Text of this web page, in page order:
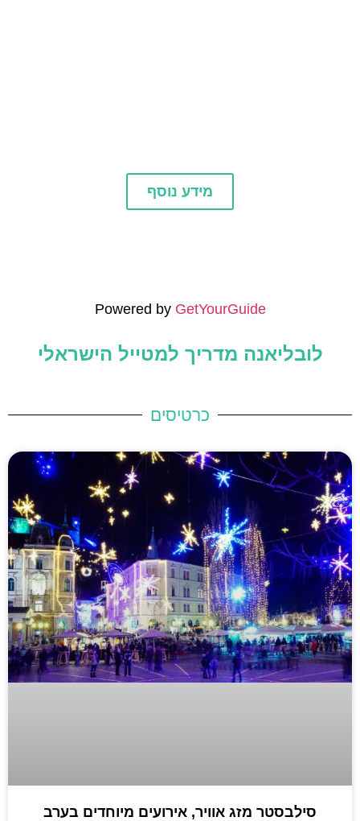
מידע נוסף
Powered by GetYourGuide
לובליאנה מדריך למטייל הישראלי
כרטיסים
סילבסטר מזג אוויר, אירועים מיוחדים בערב